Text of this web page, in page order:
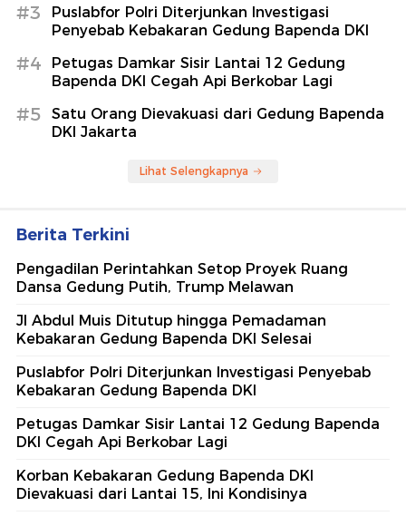
#3
Puslabfor Polri Diterjunkan Investigasi
Penyebab Kebakaran Gedung Bapenda DKI
#4
Petugas Damkar Sisir Lantai 12 Gedung
Bapenda DKI Cegah Api Berkobar Lagi
#5
Satu Orang Dievakuasi dari Gedung Bapenda
DKI Jakarta
Lihat Selengkapnya
Berita Terkini
Pengadilan Perintahkan Setop Proyek Ruang
Dansa Gedung Putih, Trump Melawan
Jl Abdul Muis Ditutup hingga Pemadaman
Kebakaran Gedung Bapenda DKI Selesai
Puslabfor Polri Diterjunkan Investigasi Penyebab
Kebakaran Gedung Bapenda DKI
Petugas Damkar Sisir Lantai 12 Gedung Bapenda
DKI Cegah Api Berkobar Lagi
Korban Kebakaran Gedung Bapenda DKI
Dievakuasi dari Lantai 15, Ini Kondisinya